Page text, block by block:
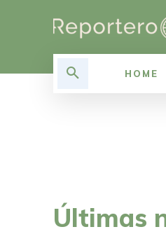
HOME
Últimas